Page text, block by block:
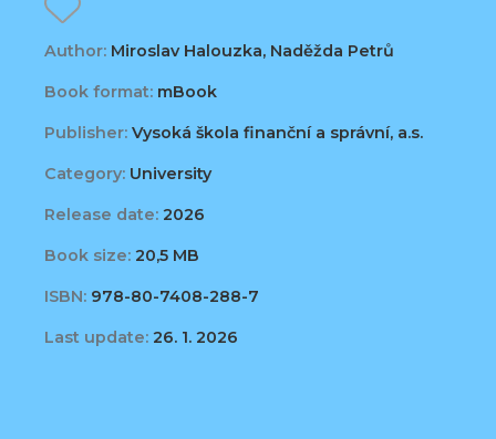
Author: Miroslav Halouzka, Naděžda Petrů
Book format: mBook
Publisher: Vysoká škola finanční a správní, a.s.
Category: University
Release date: 2026
Book size: 20,5 MB
ISBN: 978-80-7408-288-7
Last update: 26. 1. 2026